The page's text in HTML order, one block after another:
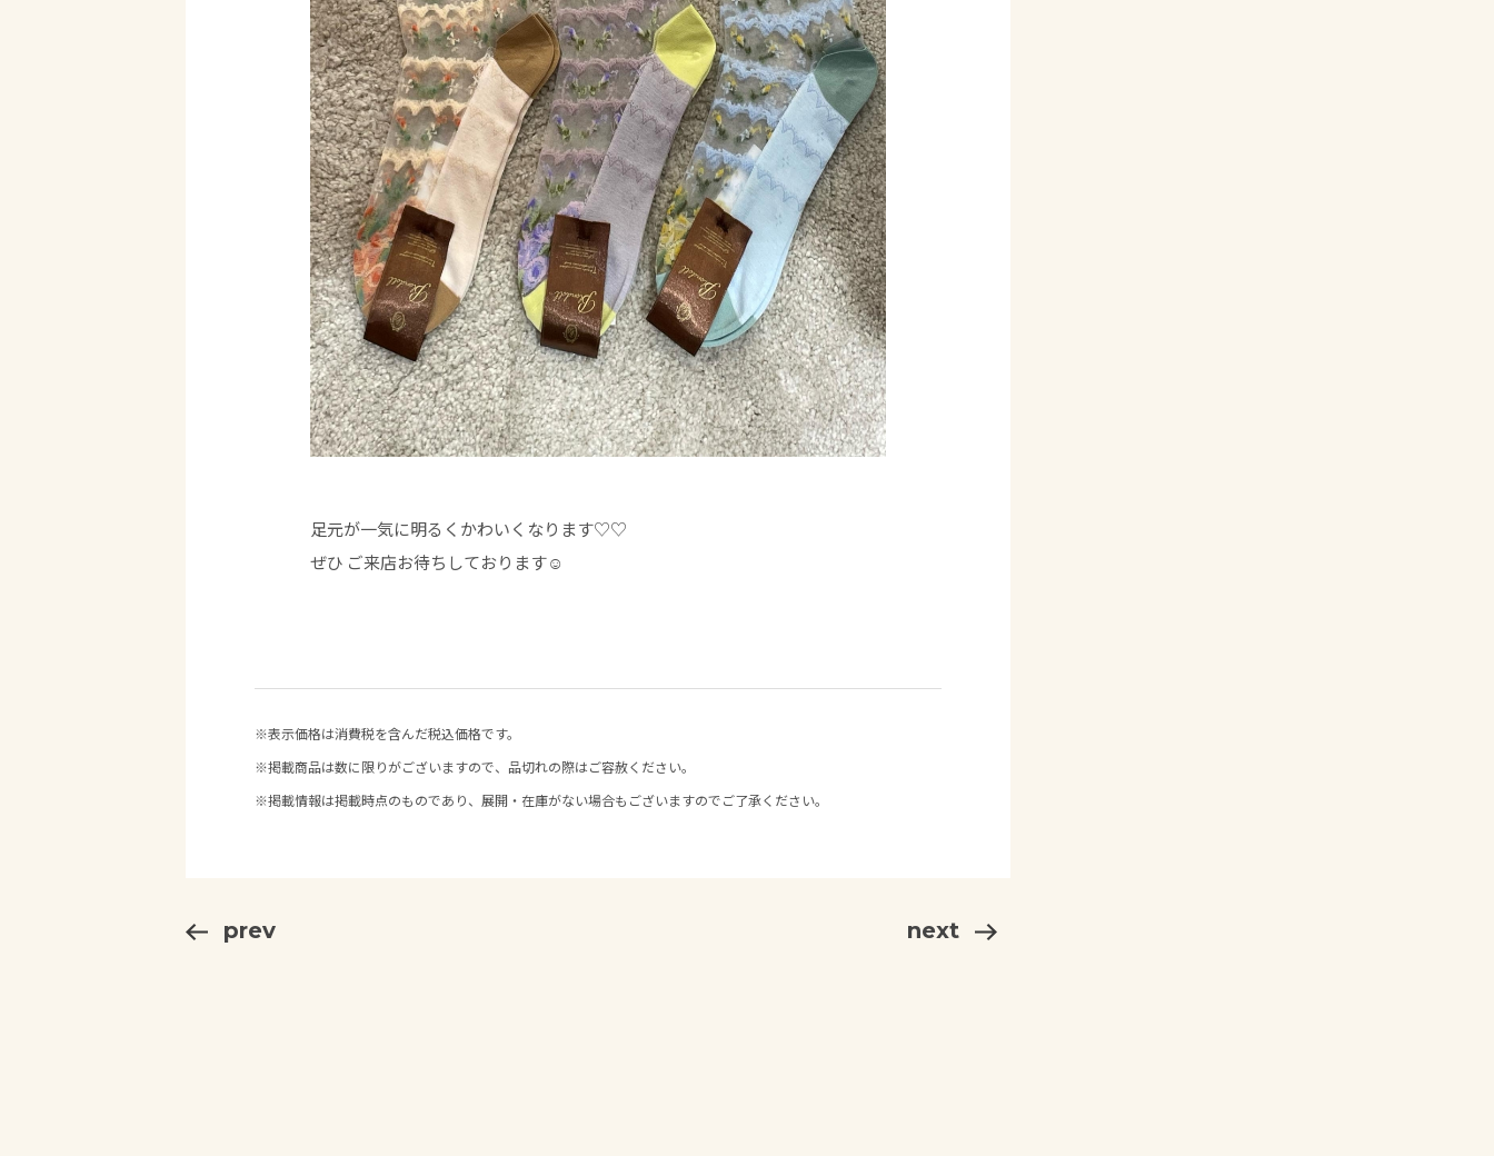
足元が一気に明るくかわいくなります♡♡
ぜひ ご来店お待ちしております☺︎
※表示価格は消費税を含んだ税込価格です。
※掲載商品は数に限りがございますので、品切れの際はご容赦ください。
※掲載情報は掲載時点のものであり、展開・在庫がない場合もございますのでご了承ください。
prev next